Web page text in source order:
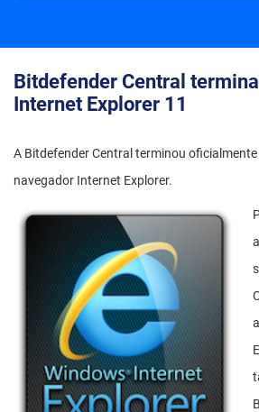
Bitdefender Central
Internet Explorer 11
A Bitdefender Central terminou
navegador Internet Explorer.